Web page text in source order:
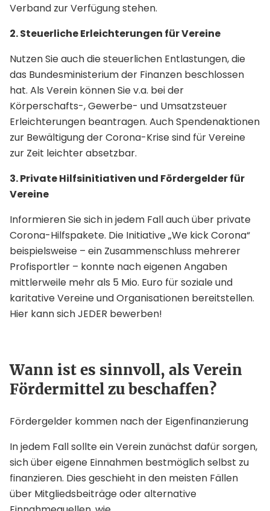
Verband zur Verfügung stehen.
2. Steuerliche Erleichterungen für Vereine
Nutzen Sie auch die steuerlichen Entlastungen, die
das Bundesministerium der Finanzen beschlossen
hat. Als Verein können Sie v.a. bei der
Körperschafts-, Gewerbe- und Umsatzsteuer
Erleichterungen beantragen. Auch Spendenaktionen
zur Bewältigung der Corona-Krise sind für Vereine
zur Zeit leichter absetzbar.
3. Private Hilfsinitiativen und Fördergelder für
Vereine
Informieren Sie sich in jedem Fall auch über private
Corona-Hilfspakete. Die Initiative „We kick Corona“
beispielsweise – ein Zusammenschluss mehrerer
Profisportler – konnte nach eigenen Angaben
mittlerweile mehr als 5 Mio. Euro für soziale und
karitative Vereine und Organisationen bereitstellen.
Hier kann sich JEDER bewerben!
Wann ist es sinnvoll, als Verein
Fördermittel zu beschaffen?
Fördergelder kommen nach der Eigenfinanzierung
In jedem Fall sollte ein Verein zunächst dafür sorgen,
sich über eigene Einnahmen bestmöglich selbst zu
finanzieren. Dies geschieht in den meisten Fällen
über Mitgliedsbeiträge oder alternative